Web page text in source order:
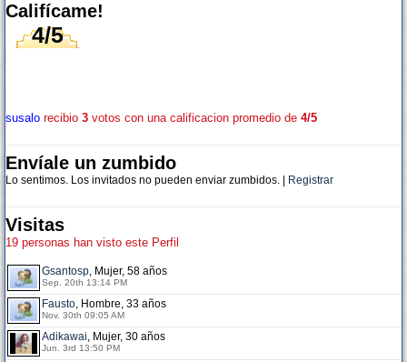
Califícame!
4/5
susalo recibio 3 votos con una calificacion promedio de 4/5
Envíale un zumbido
Lo sentimos. Los invitados no pueden enviar zumbidos. | Registrar
Visitas
19 personas han visto este Perfil
Gsantosp, Mujer, 58 años
Sep. 20th 13:14 PM
Fausto, Hombre, 33 años
Nov. 30th 09:05 AM
Adikawai, Mujer, 30 años
Jun. 3rd 13:50 PM